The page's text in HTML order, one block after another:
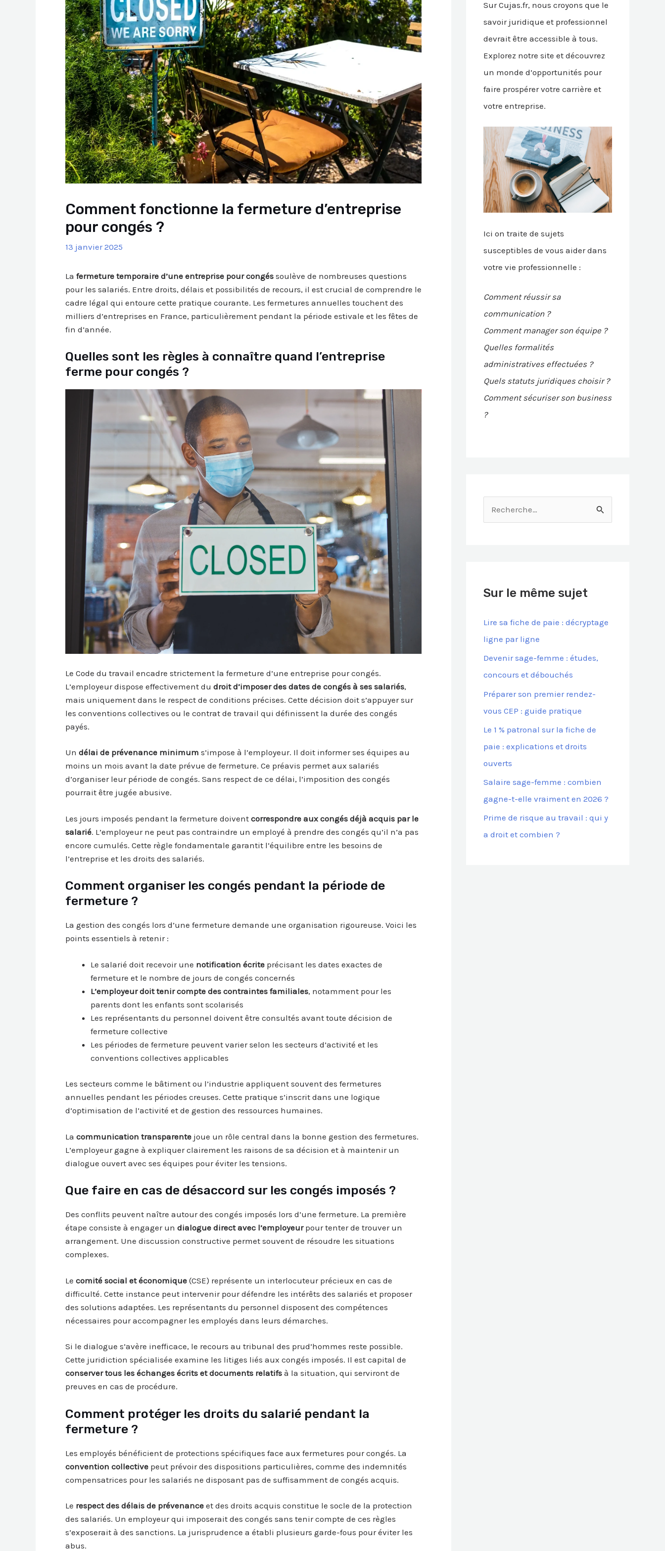
Comment fonctionne la fermeture d’entreprise
pour congés ?
13 janvier 2025
La fermeture temporaire d’une entreprise pour congés soulève de nombreuses questions
pour les salariés. Entre droits, délais et possibilités de recours, il est crucial de comprendre le
cadre légal qui entoure cette pratique courante. Les fermetures annuelles touchent des
milliers d’entreprises en France, particulièrement pendant la période estivale et les fêtes de
fin d’année.
Quelles sont les règles à connaître quand l’entreprise
ferme pour congés ?
Le Code du travail encadre strictement la fermeture d’une entreprise pour congés.
L’employeur dispose effectivement du droit d’imposer des dates de congés à ses salariés,
mais uniquement dans le respect de conditions précises. Cette décision doit s’appuyer sur
les conventions collectives ou le contrat de travail qui définissent la durée des congés
payés.
Un délai de prévenance minimum s’impose à l’employeur. Il doit informer ses équipes au
moins un mois avant la date prévue de fermeture. Ce préavis permet aux salariés
d’organiser leur période de congés. Sans respect de ce délai, l’imposition des congés
pourrait être jugée abusive.
Les jours imposés pendant la fermeture doivent correspondre aux congés déjà acquis par le
salarié. L’employeur ne peut pas contraindre un employé à prendre des congés qu’il n’a pas
encore cumulés. Cette règle fondamentale garantit l’équilibre entre les besoins de
l’entreprise et les droits des salariés.
Comment organiser les congés pendant la période de
fermeture ?
La gestion des congés lors d’une fermeture demande une organisation rigoureuse. Voici les
points essentiels à retenir :
Le salarié doit recevoir une notification écrite précisant les dates exactes de
fermeture et le nombre de jours de congés concernés
L’employeur doit tenir compte des contraintes familiales, notamment pour les
parents dont les enfants sont scolarisés
Les représentants du personnel doivent être consultés avant toute décision de
fermeture collective
Les périodes de fermeture peuvent varier selon les secteurs d’activité et les
conventions collectives applicables
Les secteurs comme le bâtiment ou l’industrie appliquent souvent des fermetures
annuelles pendant les périodes creuses. Cette pratique s’inscrit dans une logique
d’optimisation de l’activité et de gestion des ressources humaines.
La communication transparente joue un rôle central dans la bonne gestion des fermetures.
L’employeur gagne à expliquer clairement les raisons de sa décision et à maintenir un
dialogue ouvert avec ses équipes pour éviter les tensions.
Que faire en cas de désaccord sur les congés imposés ?
Des conflits peuvent naître autour des congés imposés lors d’une fermeture. La première
étape consiste à engager un dialogue direct avec l’employeurpour tenter de trouver un
arrangement. Une discussion constructive permet souvent de résoudre les situations
complexes.
Le comité social et économique (CSE) représente un interlocuteur précieux en cas de
difficulté. Cette instance peut intervenir pour défendre les intérêts des salariés et proposer
des solutions adaptées. Les représentants du personnel disposent des compétences
nécessaires pour accompagner les employés dans leurs démarches.
Si le dialogue s’avère inefficace, le recours au tribunal des prud’hommes reste possible.
Cette juridiction spécialisée examine les litiges liés aux congés imposés. Il est capital de
conserver tous les échanges écrits et documents relatifs à la situation, qui serviront de
preuves en cas de procédure.
Comment protéger les droits du salarié pendant la
fermeture ?
Les employés bénéficient de protections spécifiques face aux fermetures pour congés. La
convention collective peut prévoir des dispositions particulières, comme des indemnités
compensatrices pour les salariés ne disposant pas de suffisamment de congés acquis.
Le respect des délais de prévenance et des droits acquis constitue le socle de la protection
des salariés. Un employeur qui imposerait des congés sans tenir compte de ces règles
s’exposerait à des sanctions. La jurisprudence a établi plusieurs garde-fous pour éviter les
abus.
Sur Cujas.fr, nous croyons que le
savoir juridique et professionnel
devrait être accessible à tous.
Explorez notre site et découvrez
un monde d’opportunités pour
faire prospérer votre carrière et
votre entreprise.
Ici on traite de sujets
susceptibles de vous aider dans
votre vie professionnelle :
Comment réussir sa
communication ?
Comment manager son équipe ?
Quelles formalités
administratives effectuées ?
Quels statuts juridiques choisir ?
Comment sécuriser son business
?
r
r
:
Sur le même sujet
Lire sa fiche de paie : décryptage
ligne par ligne
Devenir sage-femme : études,
concours et débouchés
Préparer son premier rendez-
vous CEP : guide pratique
Le 1 % patronal sur la fiche de
paie : explications et droits
ouverts
Salaire sage-femme : combien
gagne-t-elle vraiment en 2026 ?
Prime de risque au travail : qui y
a droit et combien ?